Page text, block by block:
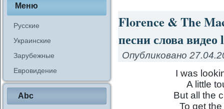
Меню
Русские
Украинские
Зарубежные
Евровидение
Abc
Florence & The
песни слова видео
Опубликовано
I was
A little
But all the
To get